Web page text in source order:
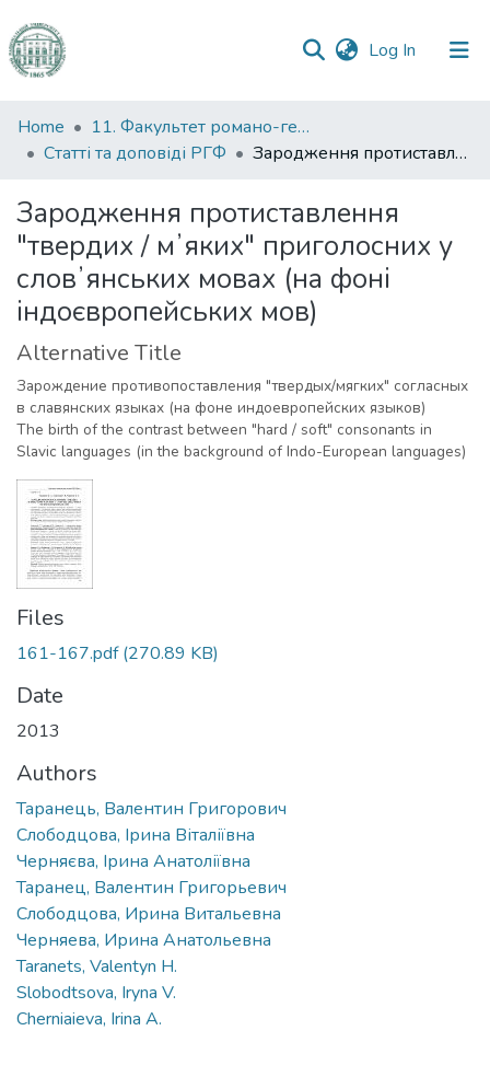
Log In (current)
Communities
&
All of DSpace
Statistics
Home
11. Факультет романо-германської філології
Статті та доповіді РГФ
Зародження протиставлення "твердих / мʼяких" приголосних у словʼянських мовах (на фоні індоєвропейських мов)
Зародження протиставлення
"твердих / мʼяких" приголосних у
словʼянських мовах (на фоні
індоєвропейських мов)
Alternative Title
Зарождение противопоставления "твердых/мягких" согласных
в славянских языках (на фоне индоевропейских языков)
The birth of the contrast between "hard / soft" consonants in
Slavic languages (in the background of Indo-European languages)
Files
161-167.pdf(270.89 KB)
Date
2013
Authors
Таранець, Валентин Григорович
Слободцова, Ірина Віталіївна
Черняєва, Ірина Анатоліївна
Таранец, Валентин Григорьевич
Слободцова, Ирина Витальевна
Черняева, Ирина Анатольевна
Taranets, Valentyn H.
Slobodtsova, Iryna V.
Cherniaieva, Irina A.